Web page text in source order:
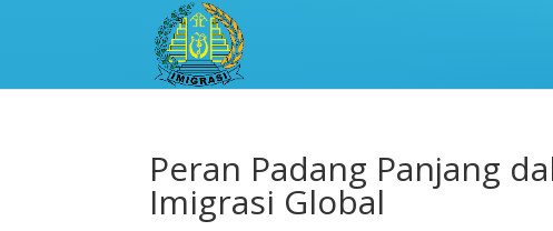
Peran Padang Panjang
Imigrasi Global